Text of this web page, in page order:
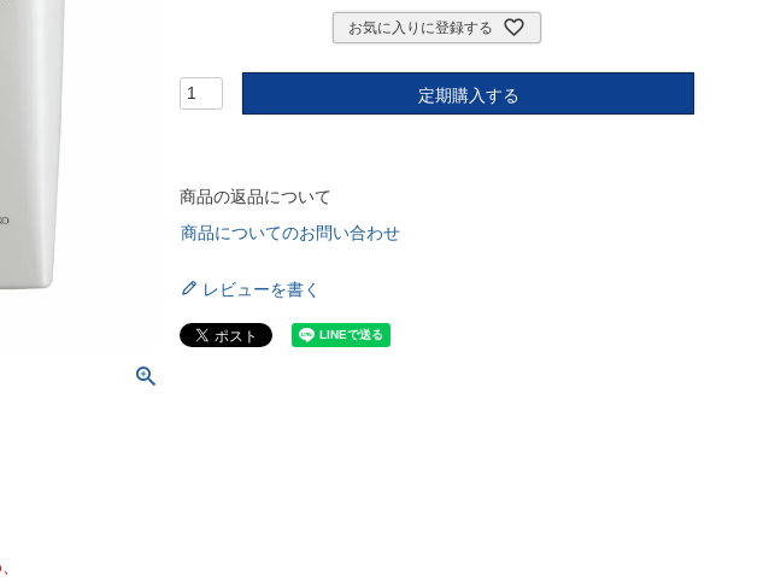
お気に入りに登録する
定期購入する
商品の返品について
商品についてのお問い合わせ
レビューを書く